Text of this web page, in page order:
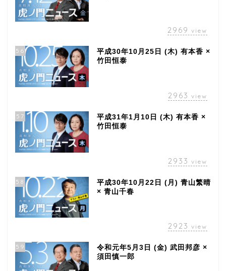
2969 view
56
平成30年10月25日 (木) 有本香 ×
竹田恒泰
2963 view
57
平成31年1月10日 (木) 有本香 ×
竹田恒泰
2933 view
58
平成30年10月22日 (月) 青山繁晴
× 青山千春
2923 view
59
令和元年5月3日 (金) 武田邦彦 ×
須田慎一郎